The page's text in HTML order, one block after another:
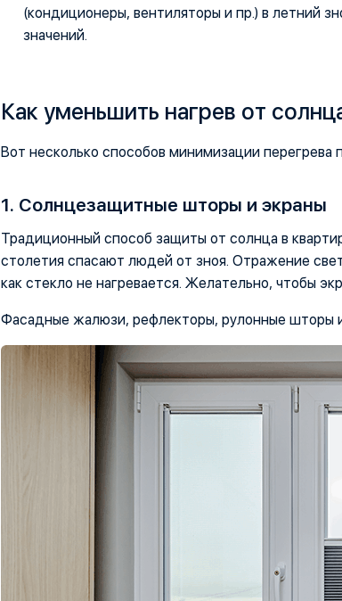
(кондиционеры, вентиляторы и пр.) в летний
значений.
Как уменьшить нагрев от
Вот несколько способов минимизации перегрева
1. Солнцезащитные шторы и экраны
Традиционный способ защиты от солнца в
столетия спасают людей от зноя. Отражение
как стекло не нагревается. Желательно, чтобы
Фасадные жалюзи, рефлекторы, рулонные шторы